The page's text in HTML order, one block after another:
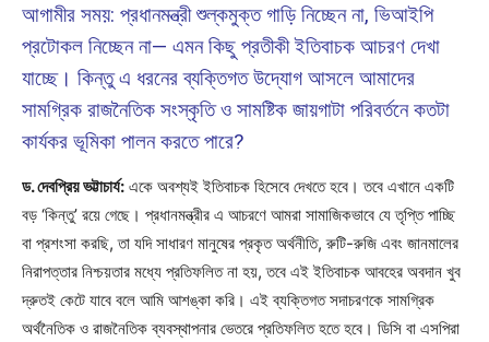
আগামীর সময়: প্রধানমন্ত্রী শুল্কমুক্ত গাড়ি নিচ্ছেন না, ভিআইপি
প্রটোকল নিচ্ছেন না— এমন কিছু প্রতীকী ইতিবাচক আচরণ দেখা
যাচ্ছে। কিন্তু এ ধরনের ব্যক্তিগত উদ্যোগ আসলে আমাদের
সামগ্রিক রাজনৈতিক সংস্কৃতি ও সামষ্টিক জায়গাটা পরিবর্তনে কতটা
কার্যকর ভূমিকা পালন করতে পারে?
ড. দেবপ্রিয় ভট্টাচার্য: একে অবশ্যই ইতিবাচক হিসেবে দেখতে হবে। তবে এখানে একটি
বড় ‘কিন্তু’ রয়ে গেছে। প্রধানমন্ত্রীর এ আচরণে আমরা সামাজিকভাবে যে তৃপ্তি পাচ্ছি
বা প্রশংসা করছি, তা যদি সাধারণ মানুষের প্রকৃত অর্থনীতি, রুটি-রুজি এবং জানমালের
নিরাপত্তার নিশ্চয়তার মধ্যে প্রতিফলিত না হয়, তবে এই ইতিবাচক আবহের অবদান খুব
দ্রুতই কেটে যাবে বলে আমি আশঙ্কা করি। এই ব্যক্তিগত সদাচরণকে সামগ্রিক
অর্থনৈতিক ও রাজনৈতিক ব্যবস্থাপনার ভেতরে প্রতিফলিত হতে হবে। ডিসি বা এসপিরা